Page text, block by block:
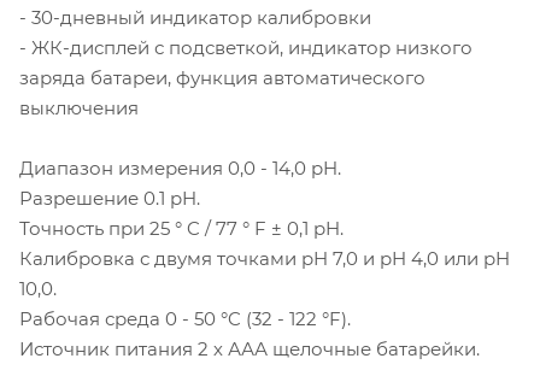
- 30-дневный индикатор калибровки
- ЖК-дисплей с подсветкой, индикатор низкого
заряда батареи, функция автоматического
выключения
Диапазон измерения 0,0 - 14,0 pH.
Разрешение 0.1 pH.
Точность при 25 ° C / 77 ° F ± 0,1 pH.
Калибровка с двумя точками pH 7,0 и pH 4,0 или pH
10,0.
Рабочая среда 0 - 50 °C (32 - 122 °F).
Источник питания 2 х ААА щелочные батарейки.